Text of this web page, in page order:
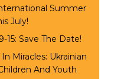
Summer
July!
15: Save The Date!
Miracles: Ukrainian
And Youth